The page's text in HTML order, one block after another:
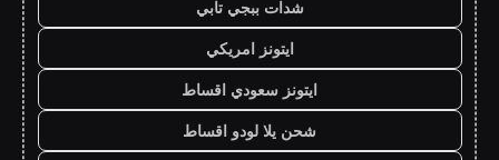
شدات ببجي تابي
ايتونز امريكي
ايتونز سعودي اقساط
شحن يلا لودو اقساط